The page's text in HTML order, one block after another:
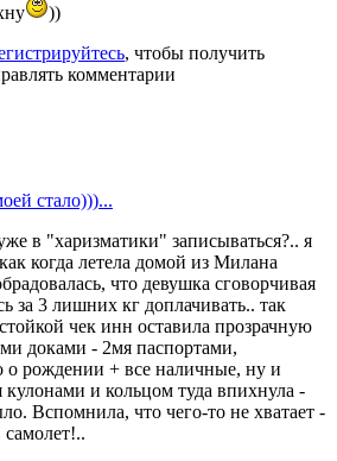
))
, чтобы получить
комментарии
стало)))...
в "харизматики" записываться?.. я
когда летела домой из Милана
что девушка сговорчивая
за 3 лишних кг доплачивать.. так
чек инн оставила прозрачную
доками - 2мя паспортами,
о рождении + все наличные, ну и
и кольцом туда впихнула -
Вспомнила, что чего-то не хватает -